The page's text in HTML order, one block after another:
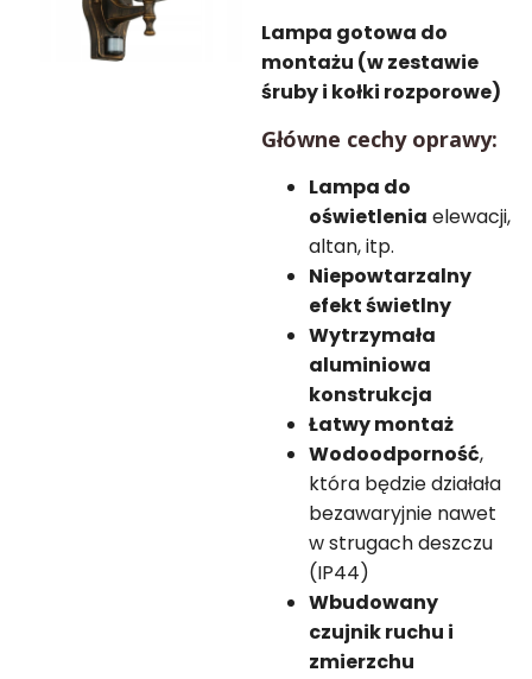
Lampa gotowa do
montażu (w zestawie
śruby i kołki rozporowe)
Główne cechy oprawy:
Lampa do
oświetlenia elewacji,
altan, itp.
Niepowtarzalny
efekt świetlny
Wytrzymała
aluminiowa
konstrukcja
Łatwy montaż
Wodoodporność,
która będzie działała
bezawaryjnie nawet
w strugach deszczu
(IP44)
Wbudowany
czujnik ruchu i
zmierzchu